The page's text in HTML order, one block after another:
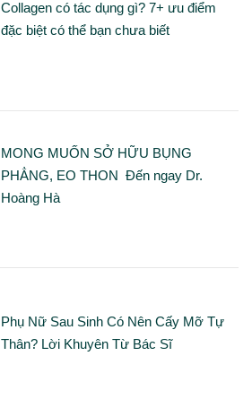
Collagen có tác dụng gì? 7+ ưu điểm
đặc biệt có thể bạn chưa biết
MONG MUỐN SỞ HỮU BỤNG
PHẲNG, EO THON Đến ngay Dr.
Hoàng Hà
Phụ Nữ Sau Sinh Có Nên Cấy Mỡ Tự
Thân? Lời Khuyên Từ Bác Sĩ